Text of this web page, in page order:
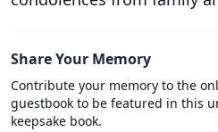
Share Your Memory
Contribute your memory to the
guestbook to be featured in this
keepsake book.